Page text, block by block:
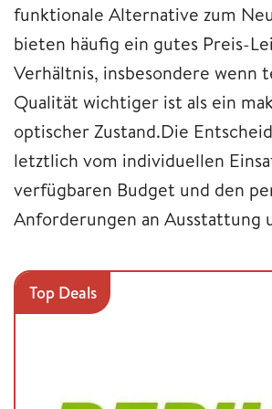
funktionale Alternative zum
bieten häufig ein gutes Preis-
Verhältnis, insbesondere wenn
Qualität wichtiger ist als ein
optischer Zustand.Die
letztlich vom individuellen
verfügbaren Budget und den
Anforderungen an Ausstattung
Top Deals